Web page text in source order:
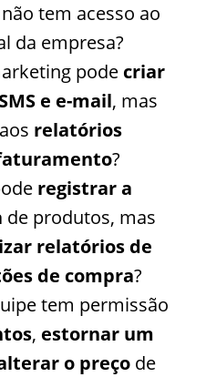
tem acesso ao
da empresa?
pode criar
e e-mail, mas
relatórios
?
registrar a
de produtos, mas
relatórios de
de compra?
tem permissão
, estornar um
o preço de